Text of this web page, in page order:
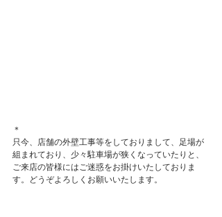
＊
只今、店舗の外壁工事等をしておりまして、足場が
組まれており、少々駐車場が狭くなっていたりと、
ご来店の皆様にはご迷惑をお掛けいたしておりま
す。どうぞよろしくお願いいたします。